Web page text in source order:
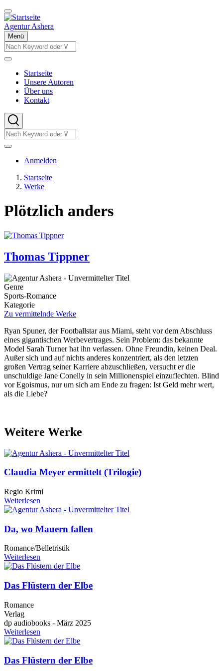
Direkt
zum
Inhalt
Agentur Ashera
Menü
Suche
Suche
Hauptnavigation
Startseite
Unsere Autoren
Über uns
Kontakt
Suche
Suche
Benutzermenü
Anmelden
Pfadnavigation
Startseite
Werke
Plötzlich anders
Thomas Tippner
Genre
Sports-Romance
Kategorie
Zu vermittelnde Werke
Ryan Spuner, der Footballstar aus Miami, steht vor dem Abschluss
eines gigantischen Werbevertrages. Sein Problem: das bekannte
Model Sarah Turner hat ihn verlassen. Ohne Freundin, keinen Deal.
Außer sich und auf nichts anderes konzentriert, als den letzten
großen Vertrag seiner Karriere abzuschließen, versucht er die
unschuldige Jane Conelly in sein Millionenspiel einzuflechten. Blind
vor Egoismus, nur um sich am Ende zu fragen: Ist Geld mehr wert,
als die Liebe?
Weitere Werke
Claudia Meyer ermittelt (Trilogie)
Regio Krimi
Weiterlesen
Da, wo Mauern fallen
Romance/Belletristik
Weiterlesen
Das Flüstern der Elbe
Romance
Verlag
dp audiobooks - März 2025
Weiterlesen
Das Flüstern der Elbe